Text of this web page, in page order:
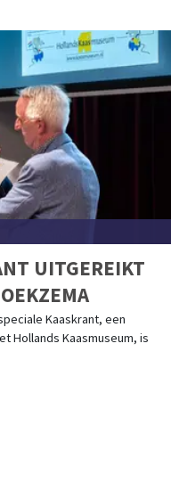
UITGEREIKT
Kaaskrant, een
Hollands Kaasmuseum, is